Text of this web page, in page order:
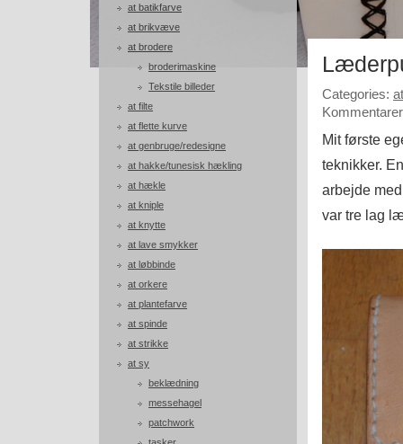
at batikfarve
at brikvæve
at brodere
broderimaskine
Tekstile billeder
at filte
at flette kurve
at genbruge/redesigne
at hakke/tunesisk hækling
at hækle
at kniple
at knytte
at lave smykker
at løbbinde
at orkere
at plantefarve
at spinde
at strikke
at sy
beklædning
messehagel
patchwork
Categories:
Mit første
teknikker.
arbejde
var tre lag